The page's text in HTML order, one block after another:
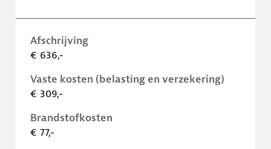
Afschrijving
€ 636,-
Vaste kosten (belasting en verzekering)
€ 309,-
Brandstofkosten
€ 77,-